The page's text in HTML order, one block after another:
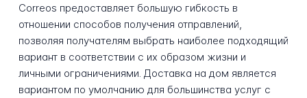
Correos предоставляет большую гибкость в
отношении способов получения отправлений,
позволяя получателям выбрать наиболее подходящий
вариант в соответствии с их образом жизни и
личными ограничениями. Доставка на дом является
вариантом по умолчанию для большинства услуг с